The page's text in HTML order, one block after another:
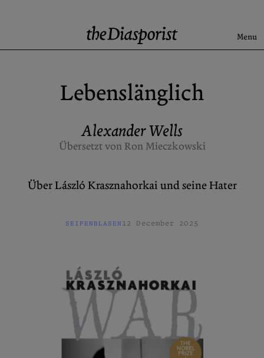
Menu
Bereichern Sie Ihren Social-Media-
Feed mit Inhalten von the Diasporist.
Folgen Sie uns auf X (Twitter)und Instagram
Über uns
Kontakt
Lebenslänglich
Alexander Wells
Übersetzt von Ron Mieczkowski
Über László Krasznahorkai und seine Hater
SEIFENBLASEN 12 December 2025